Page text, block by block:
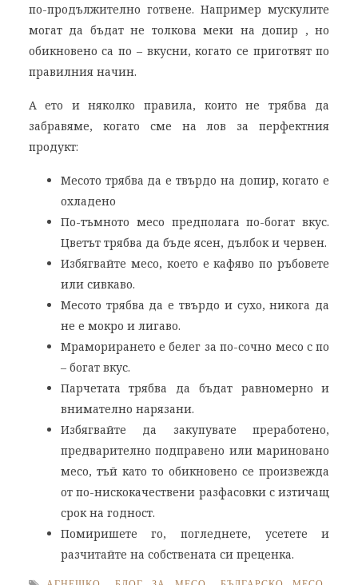
по-продължително готвене. Например мускулите
могат да бъдат не толкова меки на допир , но
обикновено са по – вкусни, когато се приготвят по
правилния начин.
А ето и няколко правила, които не трябва да
забравяме, когато сме на лов за перфектния
продукт:
Месото трябва да е твърдо на допир, когато е
охладено
По-тъмното месо предполага по-богат вкус.
Цветът трябва да бъде ясен, дълбок и червен.
Избягвайте месо, което е кафяво по ръбовете
или сивкаво.
Месото трябва да е твърдо и сухо, никога да
не е мокро и лигаво.
Мраморирането е белег за по-сочно месо с по
– богат вкус.
Парчетата трябва да бъдат равномерно и
внимателно нарязани.
Избягвайте да закупувате преработено,
предварително подправено или мариновано
месо, тъй като то обикновено се произвежда
от по-нискокачествени разфасовки с изтичащ
срок на годност.
Помиришете го, погледнете, усетете и
разчитайте на собствената си преценка.